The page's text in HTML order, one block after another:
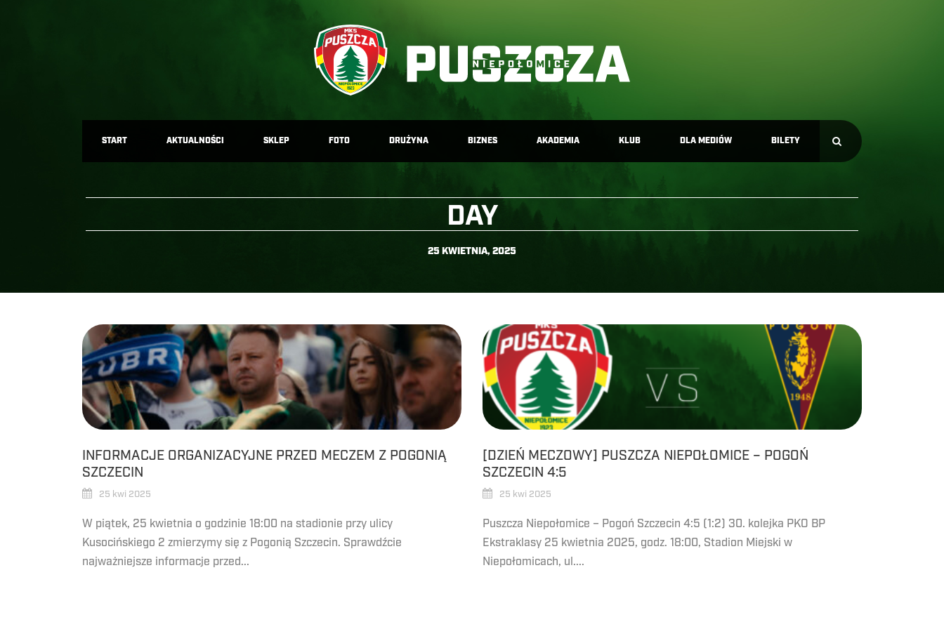
START AKTUALNOŚCI SKLEP FOTO DRUŻYNA BIZNES AKADEMIA KLUB DLA MEDIÓW BILETY
DAY
25 KWIETNIA, 2025
INFORMACJE ORGANIZACYJNE PRZED MECZEM Z POGONIĄ
SZCZECIN
25 kwi 2025
W piątek, 25 kwietnia o godzinie 18:00 na stadionie przy ulicy
Kusocińskiego 2 zmierzymy się z Pogonią Szczecin. Sprawdźcie
najważniejsze informacje przed...
[DZIEŃ MECZOWY] PUSZCZA NIEPOŁOMICE – POGOŃ
SZCZECIN 4:5
25 kwi 2025
Puszcza Niepołomice – Pogoń Szczecin 4:5 (1:2) 30. kolejka PKO BP
Ekstraklasy 25 kwietnia 2025, godz. 18:00, Stadion Miejski w
Niepołomicach, ul....